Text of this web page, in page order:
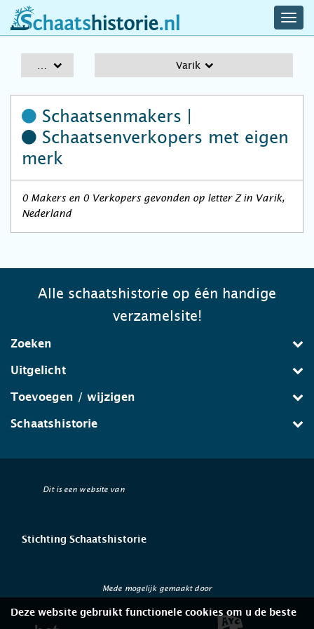
schaatshistorie.nl
Varik
Schaatsenmakers |
Schaatsenverkopers met eigen
merk
0 Makers en 0 Verkopers gevonden op letter Z in Varik,
Nederland
Alle schaatshistorie op één handige
verzamelsite!
Zoeken
Uitgelicht
Toevoegen / wijzigen
Schaatshistorie
Dit is een website van
Stichting Schaatshistorie
Mede mogelijk gemaakt door
Deze website gebruikt functionele cookies om u de beste